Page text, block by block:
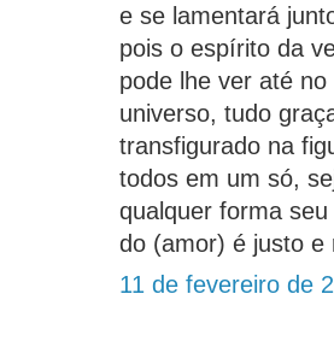
e se lamentará
pois o espírito da
pode lhe ver até
universo, tudo
transfigurado na
todos em um só,
qualquer forma
do (amor) é justo e
11 de fevereiro de